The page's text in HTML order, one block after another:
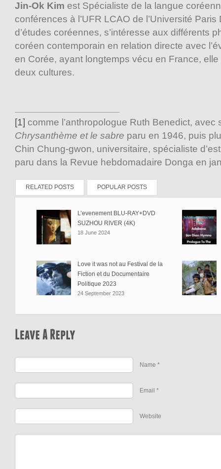
Jin-Ok Kim est Spécialiste de la langue
conférences à l’UFR LCAO de l’Université
d’études coréennes, s’intéresse aux différents
coréen contemporain en relation directe avec
en Corée, ayant longtemps vécu en France,
deux cultures.
[1] comme l’anthropologue Ruth Benedict, avec
Chrysanthème et le sabre paru en 1946, puis
Chin Chung-gwon, universitaire, spécialiste
paru dans la Revue hebdomadaire Donga en
RELATED POSTS POPULAR POSTS
L’evenement BLU-RAY+DVD
SUZHOU RIVER (4K)
18 June 2024
Love it was not au Festival de la
Fiction et du Documentaire
Politique 2023
24 September 2023
Name *
Email *
Website